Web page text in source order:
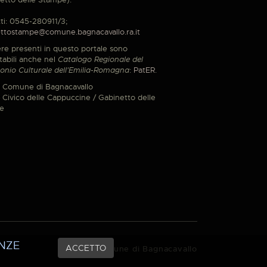
0545-280911/3;
presenti in questo portale sono
anche nel Catalogo Regionale del
Culturale dell'Emilia-Romagna: PatER.
Comune di Bagnacavallo
Civico delle Cappuccine / Gabinetto delle
© 2021 Comune di Bagnacavallo
ACCETTO